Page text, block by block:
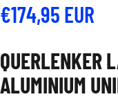
€174,95 EUR
QUERLENKER
ALUMINIUM